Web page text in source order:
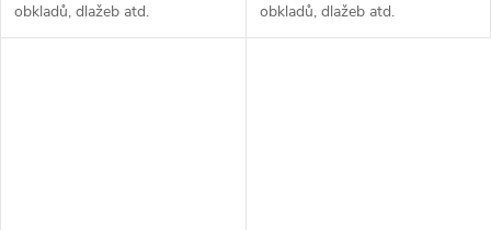
obkladů, dlažeb atd.
obkladů, dlažeb atd.